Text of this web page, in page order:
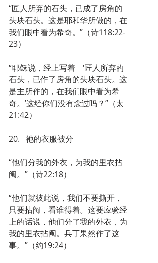
“匠人所弃的石头，已成了房角的
头块石头。这是耶和华所做的，在
我们眼中看为希奇。”（诗118:22-
23）
“耶稣说，经上写着，‘匠人所弃的
石头，已作了房角的头块石头。这
是主所作的，在我们眼中看为希
奇。’这经你们没有念过吗？”（太
21:42）
20.   祂的衣服被分
“他们分我的外衣，为我的里衣拈
阄。”（诗22:18）
“他们就彼此说，我们不要撕开，
只要拈阄，看谁得着。这要应验经
上的话说，他们分了我的外衣，为
我的里衣拈阄。兵丁果然作了这
事。”（约19:24）